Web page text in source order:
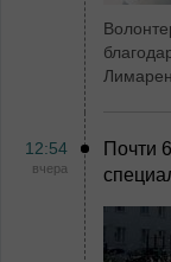
12:54
вчера
Почти